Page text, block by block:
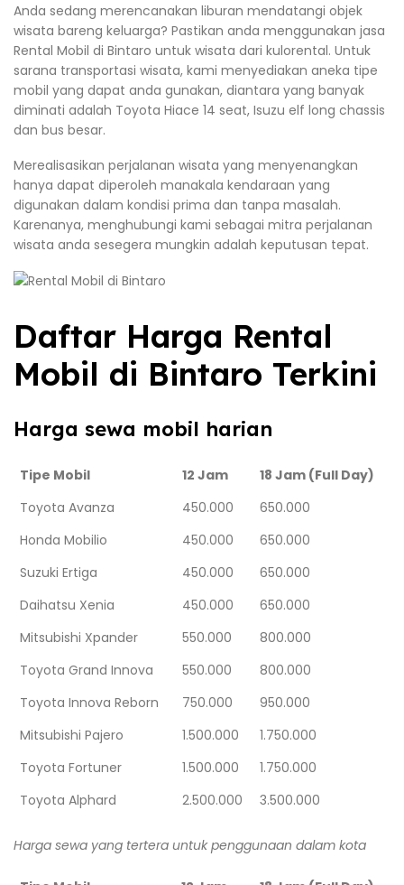
Anda sedang merencanakan liburan mendatangi objek
wisata bareng keluarga? Pastikan anda menggunakan jasa
Rental Mobil di Bintaro untuk wisata dari kulorental. Untuk
sarana transportasi wisata, kami menyediakan aneka tipe
mobil yang dapat anda gunakan, diantara yang banyak
diminati adalah Toyota Hiace 14 seat, Isuzu elf long chassis
dan bus besar.
Merealisasikan perjalanan wisata yang menyenangkan
hanya dapat diperoleh manakala kendaraan yang
digunakan dalam kondisi prima dan tanpa masalah.
Karenanya, menghubungi kami sebagai mitra perjalanan
wisata anda sesegera mungkin adalah keputusan tepat.
Daftar Harga Rental
Mobil di Bintaro Terkini
Harga sewa mobil harian
Tipe Mobil 12 Jam
18 Jam (Full Day)
Toyota Avanza
450.000
650.000
Honda Mobilio
450.000
650.000
Suzuki Ertiga
450.000
650.000
Daihatsu Xenia
450.000
650.000
Mitsubishi Xpander
550.000
800.000
Toyota Grand Innova
550.000
800.000
Toyota Innova Reborn
750.000
950.000
Mitsubishi Pajero
1.500.000
1.750.000
Toyota Fortuner
1.500.000
1.750.000
Toyota Alphard
2.500.000 3.500.000
Harga sewa yang tertera untuk penggunaan dalam kota